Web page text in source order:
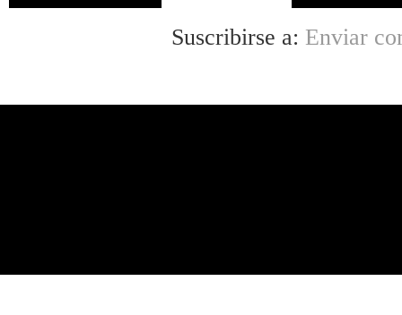
Suscribirse a: Enviar